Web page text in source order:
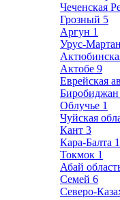
Чеченская
Грозный 5
Аргун 1
Урус-Мартан
Актобе 9
Еврейская
Биробиджан
Облучье 1
Чуйская
Кант 3
Кара-Балта 1
Токмок 1
Абай
Семей 6
Северо-